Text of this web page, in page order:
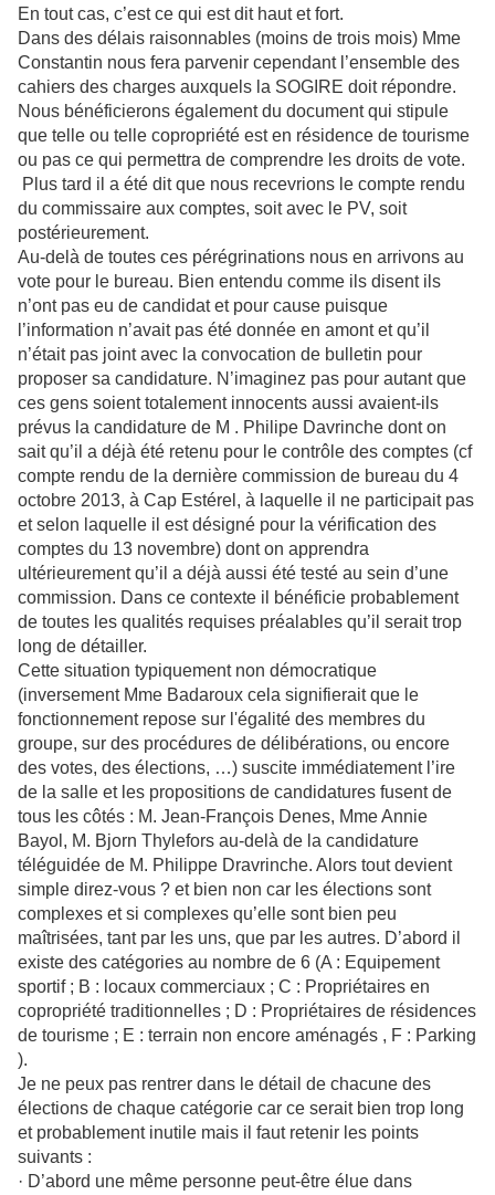
En tout cas, c’est ce qui est dit haut et fort.
Dans des délais raisonnables (moins de trois mois) Mme
Constantin nous fera parvenir cependant l’ensemble des
cahiers des charges auxquels la SOGIRE doit répondre.
Nous bénéficierons également du document qui stipule
que telle ou telle copropriété est en résidence de tourisme
ou pas ce qui permettra de comprendre les droits de vote.
Plus tard il a été dit que nous recevrions le compte rendu
du commissaire aux comptes, soit avec le PV, soit
postérieurement.
Au-delà de toutes ces pérégrinations nous en arrivons au
vote pour le bureau. Bien entendu comme ils disent ils
n’ont pas eu de candidat et pour cause puisque
l’information n’avait pas été donnée en amont et qu’il
n’était pas joint avec la convocation de bulletin pour
proposer sa candidature. N’imaginez pas pour autant que
ces gens soient totalement innocents aussi avaient-ils
prévus la candidature de M . Philipe Davrinche dont on
sait qu’il a déjà été retenu pour le contrôle des comptes (cf
compte rendu de la dernière commission de bureau du 4
octobre 2013, à Cap Estérel, à laquelle il ne participait pas
et selon laquelle il est désigné pour la vérification des
comptes du 13 novembre) dont on apprendra
ultérieurement qu’il a déjà aussi été testé au sein d’une
commission. Dans ce contexte il bénéficie probablement
de toutes les qualités requises préalables qu’il serait trop
long de détailler.
Cette situation typiquement non démocratique
(inversement Mme Badaroux cela signifierait que le
fonctionnement repose sur l'égalité des membres du
groupe, sur des procédures de délibérations, ou encore
des votes, des élections, …) suscite immédiatement l’ire
de la salle et les propositions de candidatures fusent de
tous les côtés : M. Jean-François Denes, Mme Annie
Bayol, M. Bjorn Thylefors au-delà de la candidature
téléguidée de M. Philippe Dravrinche. Alors tout devient
simple direz-vous ? et bien non car les élections sont
complexes et si complexes qu’elle sont bien peu
maîtrisées, tant par les uns, que par les autres. D’abord il
existe des catégories au nombre de 6 (A : Equipement
sportif ; B : locaux commerciaux ; C : Propriétaires en
copropriété traditionnelles ; D : Propriétaires de résidences
de tourisme ; E : terrain non encore aménagés , F : Parking
).
Je ne peux pas rentrer dans le détail de chacune des
élections de chaque catégorie car ce serait bien trop long
et probablement inutile mais il faut retenir les points
suivants :
· D’abord une même personne peut-être élue dans